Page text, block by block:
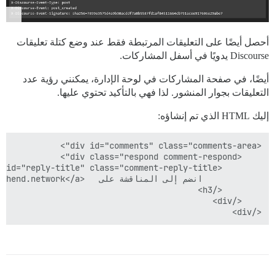
أحصل أيضًا على التعليقات المرتبطة فقط عند وضع كتلة تعليقات
Discourse يدويًا في أسفل المشاركات.
أيضًا، في صفحة المشاركات في لوحة الإدارة، يمكنني رؤية عدد
التعليقات بجوار المنشور. لذا فهي بالتأكيد تحتوي عليها.
إليك HTML الذي تم إنشاؤه:
</div>